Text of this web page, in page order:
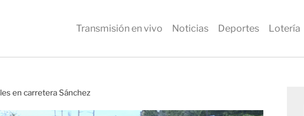
Transmisión en vivo Noticias Deportes Lotería
en carretera Sánchez